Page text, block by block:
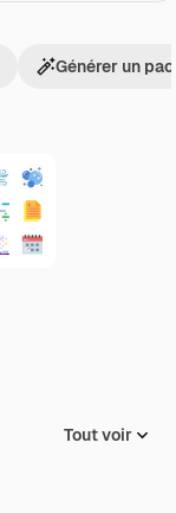
Générer un
Tout voir